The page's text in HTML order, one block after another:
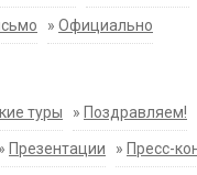
» Официально
туры » Поздравляем!
» Презентации » Пресс-